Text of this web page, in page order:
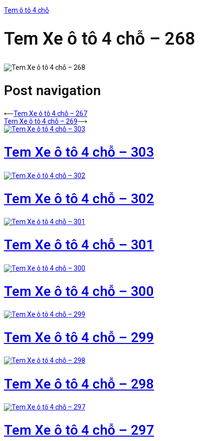
Tem ô tô 4 chỗ
Tem Xe ô tô 4 chỗ – 268
Post navigation
⟵Tem Xe ô tô 4 chỗ – 267
Tem Xe ô tô 4 chỗ – 269⟶
Tem Xe ô tô 4 chỗ – 303
Tem Xe ô tô 4 chỗ – 302
Tem Xe ô tô 4 chỗ – 301
Tem Xe ô tô 4 chỗ – 300
Tem Xe ô tô 4 chỗ – 299
Tem Xe ô tô 4 chỗ – 298
Tem Xe ô tô 4 chỗ – 297